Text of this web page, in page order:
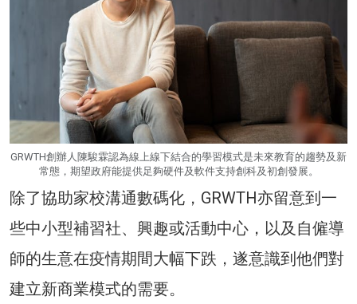
GRWTH創辦人陳駿霖認為線上線下結合的學習模式是未來教育的趨勢及新
常態，期望政府能提供足夠硬件及軟件支持創科及初創發展。
除了協助家校溝通數碼化，GRWTH亦留意到一
些中小型補習社、興趣或活動中心，以及自僱導
師的生意在疫情期間大幅下跌，遂意識到他們對
建立新商業模式的需要。